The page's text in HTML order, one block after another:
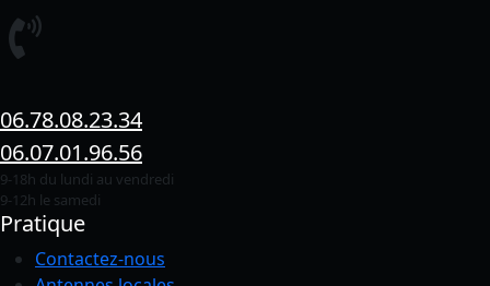
06.78.08.23.34
06.07.01.96.56
9-18h du lundi au vendredi
9-12h le samedi
Pratique
Contactez-nous